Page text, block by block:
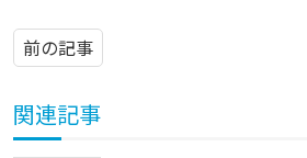
前の記事
関連記事